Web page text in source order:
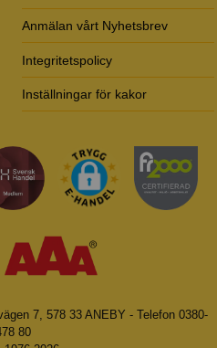
Anmälan vårt Nyhetsbrev
Integritetspolicy
Inställningar för kakor
7, 578 33 ANEBY - Telefon 0380-
80